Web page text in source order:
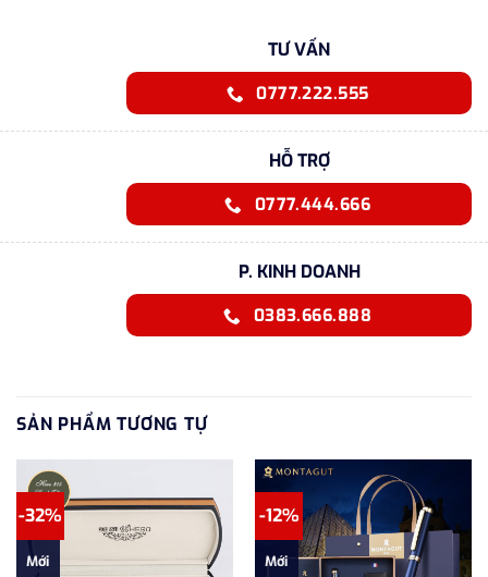
TƯ VẤN
0777.222.555
HỖ TRỢ
0777.444.666
P. KINH DOANH
0383.666.888
SẢN PHẨM TƯƠNG TỰ
-32%
Mới
-12%
Mới